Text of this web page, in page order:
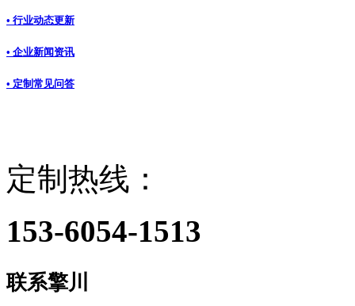
• 行业动态更新
• 企业新闻资讯
• 定制常见问答
定制热线：
153-6054-1513
联系擎川